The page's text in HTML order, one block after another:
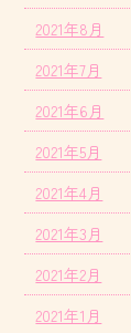
2021年8月
2021年7月
2021年6月
2021年5月
2021年4月
2021年3月
2021年2月
2021年1月